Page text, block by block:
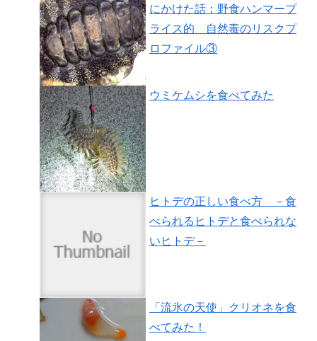
にかけた話：野食ハンマープ
ライス的 自然毒のリスクプ
ロファイル③
ウミケムシを食べてみた
ヒトデの正しい食べ方 －食
べられるヒトデと食べられな
いヒトデ－
「流氷の天使」クリオネを食
べてみた！